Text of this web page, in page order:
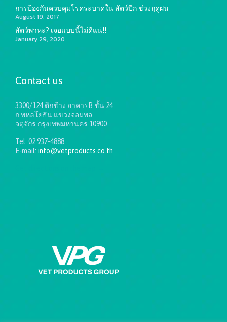
การป้องกันควบคุมโรคระบาดใน สัตว์ปีก ช่วงฤดูฝน
August 19, 2017
สัตว์พาหะ? เจอแบบนี้ไม่ดีแน่!!
January 29, 2020
Contact us
3300/124 ตึกช้าง อาคารB ชั้น 24
ถ.พหลโยธิน แขวงจอมพล
จตุจักร กรุงเทพมหานคร 10900
Tel: 02 937-4888
E-mail: info@vetproducts.co.th